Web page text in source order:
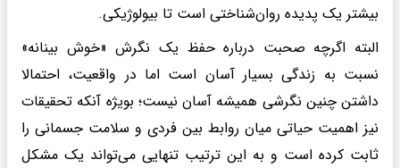
بیشتر یک پدیده روان‌شناختی است تا بیولوژیکی.
البته اگرچه صحبت درباره حفظ یک نگرش «خوش بینانه»
نسبت به زندگی بسیار آسان است اما در واقعیت، احتمالا
داشتن چنین نگرشی همیشه آسان نیست؛ بویژه آنکه تحقیقات
نیز اهمیت حیاتی میان روابط بین فردی و سلامت جسمانی را
ثابت کرده است و به این ترتیب تنهایی می‌تواند یک مشکل